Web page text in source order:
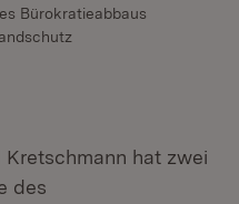
Bürokratieabbaus
hat zwei
des